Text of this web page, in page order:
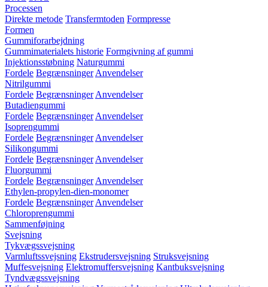
Processen
Direkte metode Transfermtoden Formpresse
Formen
Gummiforarbejdning
Gummimaterialets historie Formgivning af gummi
Injektionsstøbning Naturgummi
Fordele Begrænsninger Anvendelser
Nitrilgummi
Fordele Begrænsninger Anvendelser
Butadiengummi
Fordele Begrænsninger Anvendelser
Isoprengummi
Fordele Begrænsninger Anvendelser
Silikongummi
Fordele Begrænsninger Anvendelser
Fluorgummi
Fordele Begrænsninger Anvendelser
Ethylen-propylen-dien-monomer
Fordele Begrænsninger Anvendelser
Chloroprengummi
Sammenføjning
Svejsning
Tykvægssvejsning
Varmluftssvejsning Ekstrudersvejsning Struksvejsning
Muffesvejsning Elektromuffersvejsning Kantbuksvejsning
Tyndvægssvejsning